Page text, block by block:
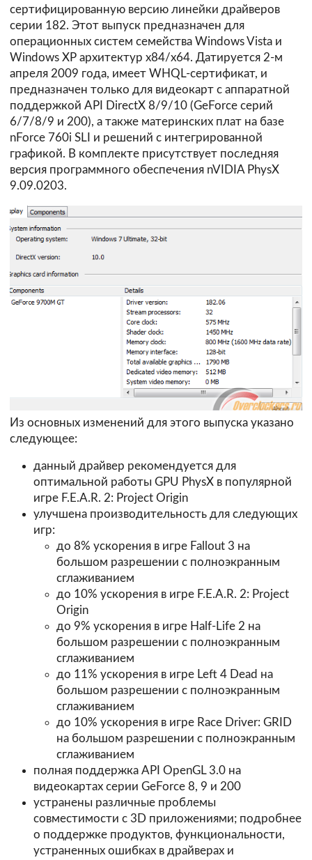
сертифицированную версию линейки драйверов
серии 182. Этот выпуск предназначен для
операционных систем семейства Windows Vista и
Windows XP архитектур х84/х64. Датируется 2-м
апреля 2009 года, имеет WHQL-сертификат, и
предназначен только для видеокарт с аппаратной
поддержкой API DirectX 8/9/10 (GeForce серий
6/7/8/9 и 200), а также материнских плат на базе
nForce 760i SLI и решений с интегрированной
графикой. В комплекте присутствует последняя
версия программного обеспечения nVIDIA PhysX
9.09.0203.
Из основных изменений для этого выпуска указано
следующее:
данный драйвер рекомендуется для
оптимальной работы GPU PhysX в популярной
игре F.E.A.R. 2: Project Origin
улучшена производительность для следующих
игр:
до 8% ускорения в игре Fallout 3 на
большом разрешении с полноэкранным
сглаживанием
до 10% ускорения в игре F.E.A.R. 2: Project
Origin
до 9% ускорения в игре Half-Life 2 на
большом разрешении с полноэкранным
сглаживанием
до 11% ускорения в игре Left 4 Dead на
большом разрешении с полноэкранным
сглаживанием
до 10% ускорения в игре Race Driver: GRID
на большом разрешении с полноэкранным
сглаживанием
полная поддержка API OpenGL 3.0 на
видеокартах серии GeForce 8, 9 и 200
устранены различные проблемы
совместимости с 3D приложениями; подробнее
о поддержке продуктов, функциональности,
устраненных ошибках в драйверах и